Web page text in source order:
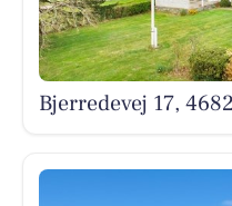
Bjerredevej 17,